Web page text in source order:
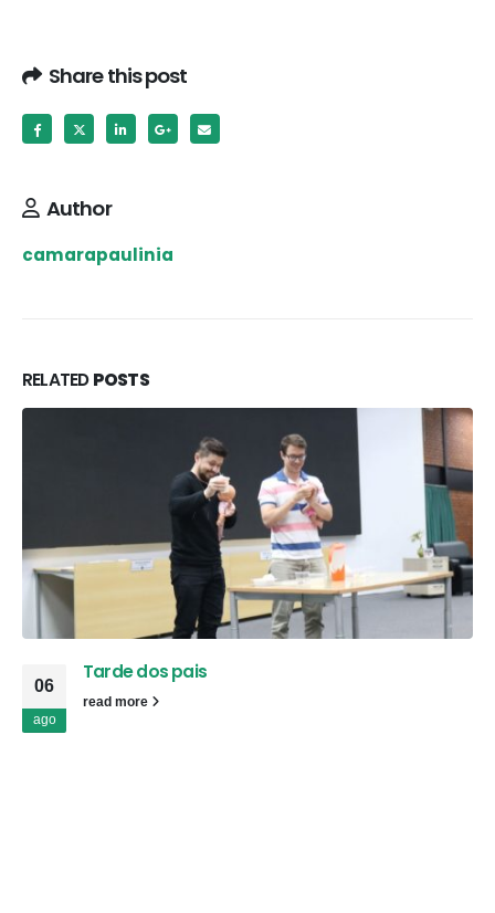
Share this post
Author
camarapaulinia
RELATEDPOSTS
06
ago
Tarde dos pais
read more